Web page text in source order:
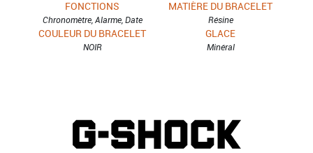
FONCTIONS
Chronomètre, Alarme, Date
MATIÈRE DU BRACELET
Résine
COULEUR DU BRACELET
NOIR
GLACE
Minéral